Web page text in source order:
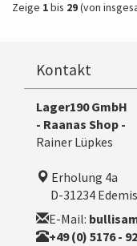
Zeige 1bis 29(von
Kontakt
Lager190 GmbH
- Raanas Shop -
Rainer Lüpkes
Erholung 4a
D-31234
E-Mail:
+49 (0) 5176 -